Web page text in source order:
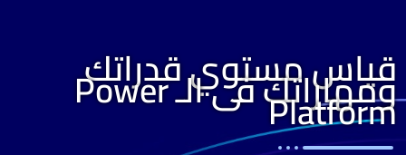
قياس مستوي قدراتك
ومهاراتك فى الـ Power Platform